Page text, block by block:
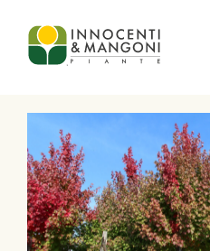
Skip to main content